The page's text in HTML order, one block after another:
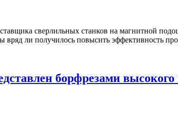
сверлильных станков на магнитной
вряд ли получилось повысить эффективность
борфрезами высокого